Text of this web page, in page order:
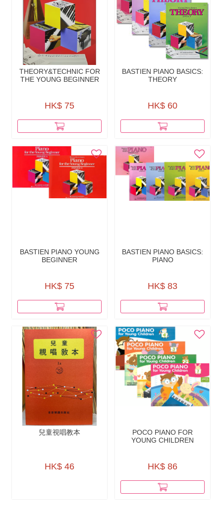
THEORY&TECHNIC FOR
THE YOUNG BEGINNER
HK$ 75
BASTIEN PIANO BASICS:
THEORY
HK$ 60
BASTIEN PIANO YOUNG
BEGINNER
HK$ 75
BASTIEN PIANO BASICS:
PIANO
HK$ 83
兒童視唱教本
HK$ 46
POCO PIANO FOR
YOUNG CHILDREN
HK$ 86